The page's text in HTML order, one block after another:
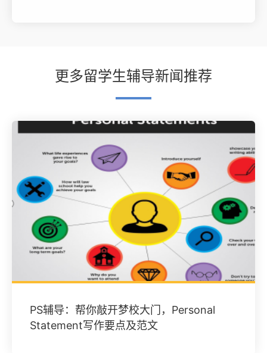
更多留学生辅导新闻推荐
PS辅导：帮你敲开梦校大门，Personal
Statement写作要点及范文